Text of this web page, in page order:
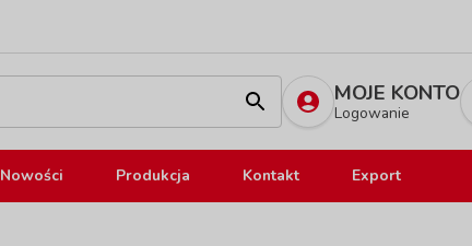
MOJE KONTO
Logowanie
Nowości Produkcja Kontakt Export